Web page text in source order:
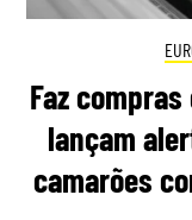
Faz
lançam
camarões